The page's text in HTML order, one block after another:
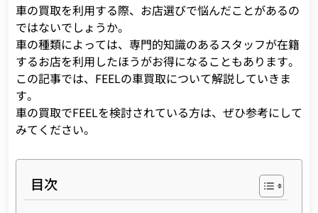
車の買取を利用する際、お店選びで悩んだことがあるの
ではないでしょうか。
車の種類によっては、専門的知識のあるスタッフが在籍
するお店を利用したほうがお得になることもあります。
この記事では、FEELの車買取について解説していきま
す。
車の買取でFEELを検討されている方は、ぜひ参考にして
みてください。
目次